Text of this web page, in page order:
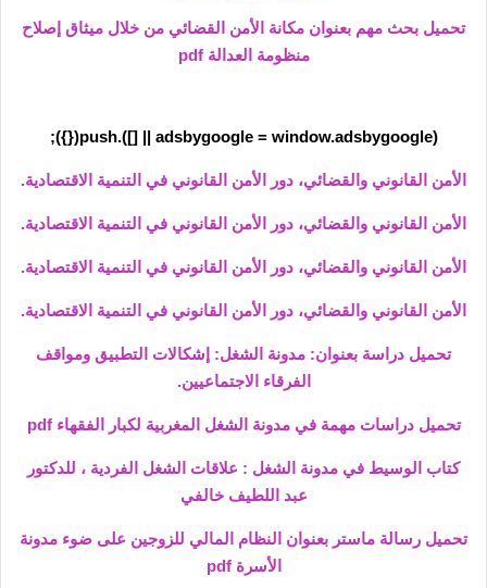
تحميل بحث مهم بعنوان مكانة الأمن القضائي من خلال ميثاق إصلاح
منظومة العدالة pdf
(adsbygoogle = window.adsbygoogle || []).push({});
الأمن القانوني والقضائي، دور الأمن القانوني في التنمية الاقتصادية.
الأمن القانوني والقضائي، دور الأمن القانوني في التنمية الاقتصادية.
الأمن القانوني والقضائي، دور الأمن القانوني في التنمية الاقتصادية.
الأمن القانوني والقضائي، دور الأمن القانوني في التنمية الاقتصادية.
تحميل دراسة بعنوان: مدونة الشغل: إشكالات التطبيق ومواقف
الفرقاء الاجتماعيين.
تحميل دراسات مهمة في مدونة الشغل المغربية لكبار الفقهاء pdf
كتاب الوسيط في مدونة الشغل : علاقات الشغل الفردية ، للدكتور
عبد اللطيف خالفي
تحميل رسالة ماستر بعنوان النظام المالي للزوجين على ضوء مدونة
الأسرة pdf